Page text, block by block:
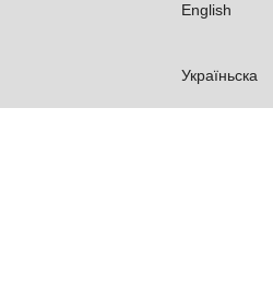
English
Україньска